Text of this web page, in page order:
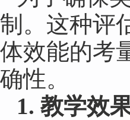
制。这种评
体效能的考
确性。
1. 教学效